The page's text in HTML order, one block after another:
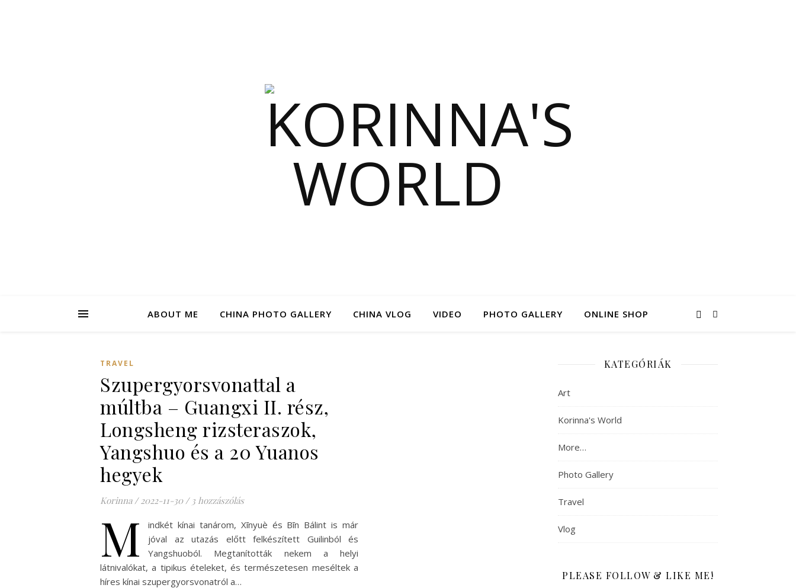
ABOUT ME CHINA PHOTO GALLERY CHINA VLOG VIDEO PHOTO GALLERY ONLINE SHOP
TRAVEL
Szupergyorsvonattal a
múltba – Guangxi II. rész,
Longsheng rizsteraszok,
Yangshuo és a 20 Yuanos
hegyek
Korinna / 2022-11-30 / 3 hozzászólás
M
indkét kínai tanárom, Xīnyuè és Bīn Bálint is már
jóval az utazás előtt felkészített Guilinból és
Yangshuoból. Megtanították nekem a helyi
látnivalókat, a tipikus ételeket, és természetesen meséltek a
híres kínai szupergyorsvonatról a…
KATEGÓRIÁK
Art
Korinna's World
More…
Photo Gallery
Travel
Vlog
PLEASE FOLLOW & LIKE ME!